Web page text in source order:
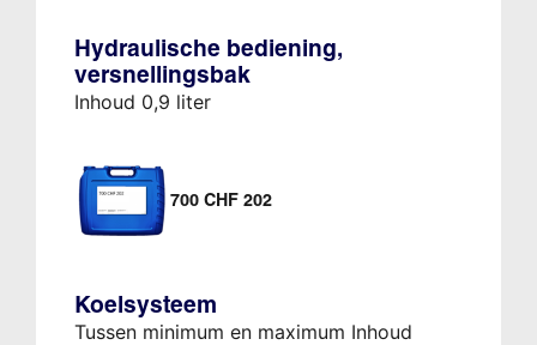
Hydraulische bediening,
versnellingsbak
Inhoud 0,9 liter
700 CHF 202
Koelsysteem
Tussen minimum en maximum Inhoud